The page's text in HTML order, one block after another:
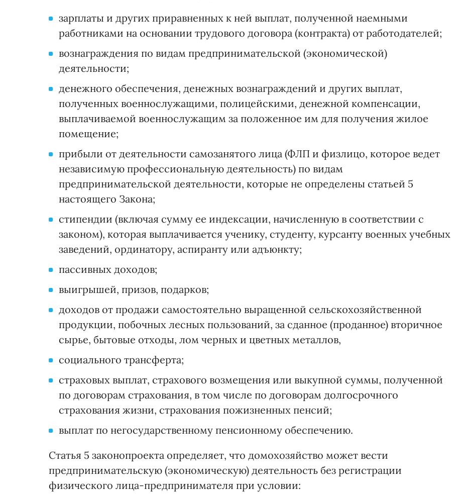
зарплаты и других приравненных к ней выплат, полученной наемными
работниками на основании трудового договора (контракта) от работодателей;
вознаграждения по видам предпринимательской (экономической)
деятельности;
денежного обеспечения, денежных вознаграждений и других выплат,
полученных военнослужащими, полицейскими, денежной компенсации,
выплачиваемой военнослужащим за положенное им для получения жилое
помещение;
прибыли от деятельности самозанятого лица (ФЛП и физлицо, которое ведет
независимую профессиональную деятельность) по видам
предпринимательской деятельности, которые не определены статьей 5
настоящего Закона;
стипендии (включая сумму ее индексации, начисленную в соответствии с
законом), которая выплачивается ученику, студенту, курсанту военных учебных
заведений, ординатору, аспиранту или адъюнкту;
пассивных доходов;
выигрышей, призов, подарков;
доходов от продажи самостоятельно выращенной сельскохозяйственной
продукции, побочных лесных пользований, за сданное (проданное) вторичное
сырье, бытовые отходы, лом черных и цветных металлов,
социального трансферта;
страховых выплат, страхового возмещения или выкупной суммы, полученной
по договорам страхования, в том числе по договорам долгосрочного
страхования жизни, страхования пожизненных пенсий;
выплат по негосударственному пенсионному обеспечению.
Статья 5 законопроекта определяет, что домохозяйство может вести
предпринимательскую (экономическую) деятельность без регистрации
физического лица-предпринимателя при условии: